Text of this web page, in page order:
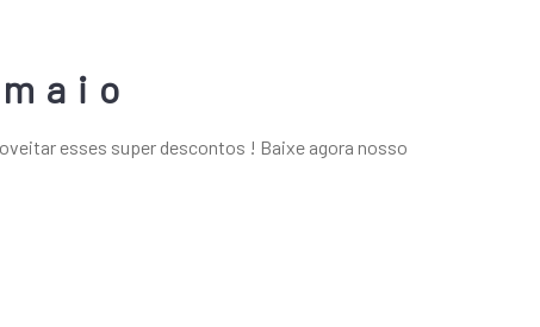
esses super descontos ! Baixe agora nosso